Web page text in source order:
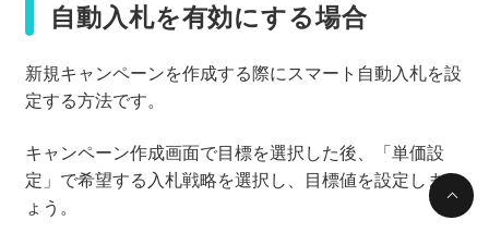
自動入札を有効にする場合
新規キャンペーンを作成する際にスマート自動入札を設
定する方法です。
キャンペーン作成画面で目標を選択した後、「単価設
定」で希望する入札戦略を選択し、目標値を設定しまし
ょう。